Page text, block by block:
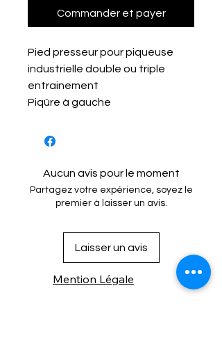
Commander et payer
Pied presseur pour piqueuse
industrielle double ou triple
entrainement
Piqûre à gauche
Aucun avis pour le moment
Partagez votre expérience, soyez le
premier à laisser un avis.
Laisser un avis
Mention Légale